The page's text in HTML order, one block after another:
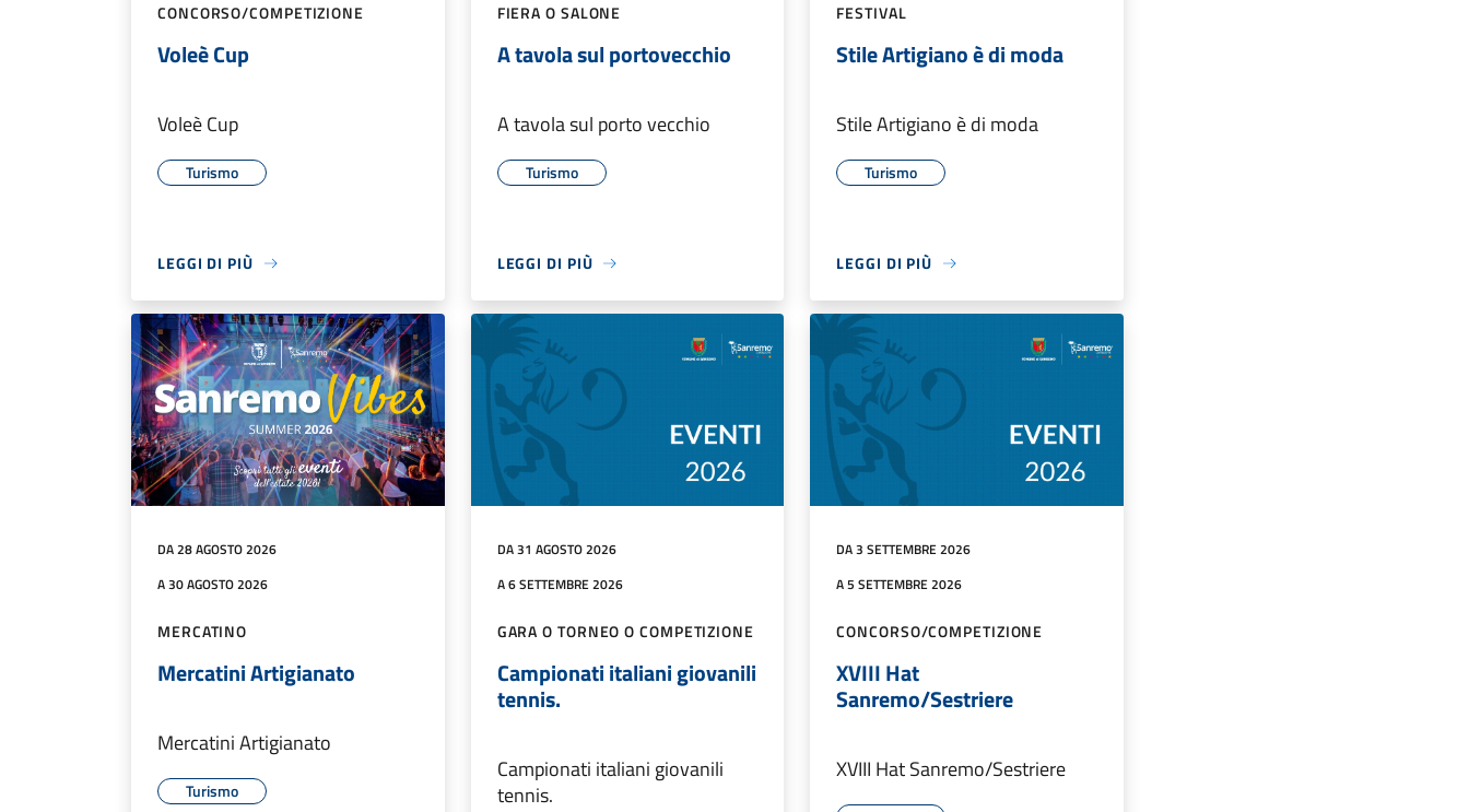
CONCORSO/COMPETIZIONE
Voleè Cup
Voleè Cup
Turismo
LEGGI DI PIÙ
FIERA O SALONE
A tavola sul portovecchio
A tavola sul porto vecchio
Turismo
LEGGI DI PIÙ
FESTIVAL
Stile Artigiano è di moda
Stile Artigiano è di moda
Turismo
LEGGI DI PIÙ
DA 28 AGOSTO 2026
A 30 AGOSTO 2026
MERCATINO
Mercatini Artigianato
Mercatini Artigianato
Turismo
DA 31 AGOSTO 2026
A 6 SETTEMBRE 2026
GARA O TORNEO O COMPETIZIONE
Campionati italiani giovanili
tennis.
Campionati italiani giovanili
tennis.
DA 3 SETTEMBRE 2026
A 5 SETTEMBRE 2026
CONCORSO/COMPETIZIONE
XVIII Hat
Sanremo/Sestriere
XVIII Hat Sanremo/Sestriere